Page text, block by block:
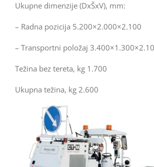
Ukupne dimenzije (DxŠxV), mm:
– Radna pozicija 5.200×2.000×2.100
– Transportni položaj
Težina bez tereta, kg 1.700
Ukupna težina, kg 2.600